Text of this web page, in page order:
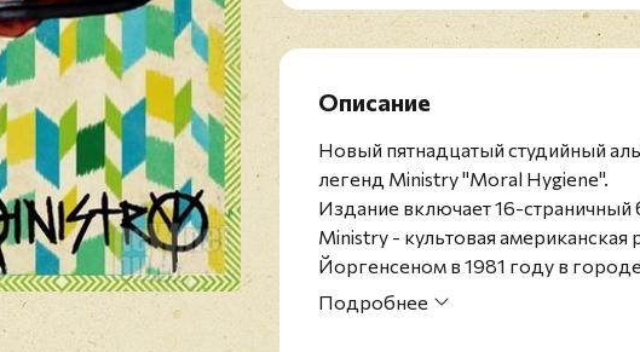
Описание
Новый пятнадцатый студийный
легенд Ministry "Moral Hygiene".
Издание включает 16-страничный
Ministry - культовая
Йоргенсеном в 1981 году в
считаются пионерами жанра
Подробнее